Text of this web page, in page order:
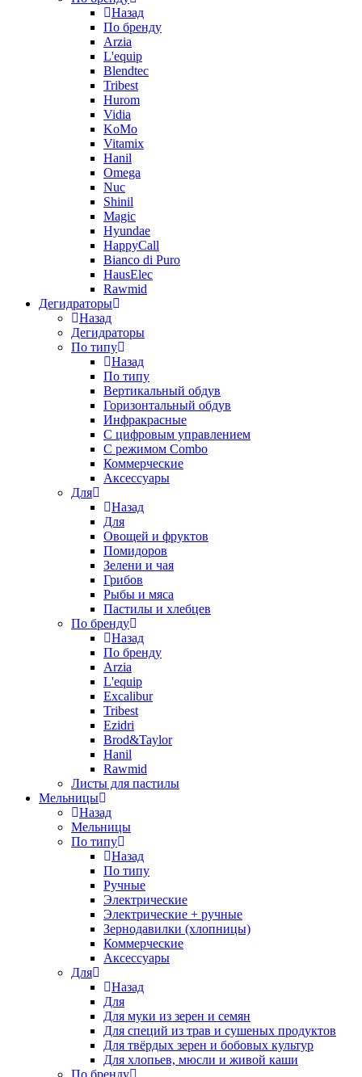
Назад
По бренду
Arzia
L'equip
Blendtec
Tribest
Hurom
Vidia
KoMo
Vitamix
Hanil
Omega
Nuc
Shinil
Magic
Hyundae
HappyCall
Bianco di Puro
HausElec
Rawmid
Дегидраторы
Назад
Дегидраторы
По типу
Назад
По типу
Вертикальный обдув
Горизонтальный обдув
Инфракрасные
С цифровым управлением
С режимом Combo
Коммерческие
Аксессуары
Для
Назад
Для
Овощей и фруктов
Помидоров
Зелени и чая
Грибов
Рыбы и мяса
Пастилы и хлебцев
По бренду
Назад
По бренду
Arzia
L'equip
Excalibur
Tribest
Ezidri
Brod&Taylor
Hanil
Rawmid
Листы для пастилы
Мельницы
Назад
Мельницы
По типу
Назад
По типу
Ручные
Электрические
Электрические + ручные
Зернодавилки (хлопницы)
Коммерческие
Аксессуары
Для
Назад
Для
Для муки из зерен и семян
Для специй из трав и сушеных продуктов
Для твёрдых зерен и бобовых культур
Для хлопьев, мюсли и живой каши
По бренду